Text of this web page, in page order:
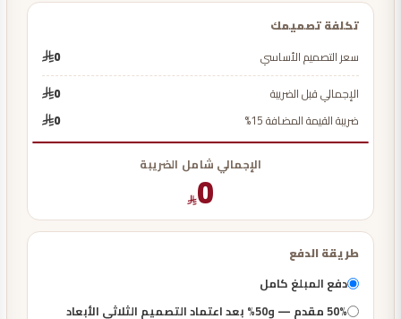
تكلفة تصميمك
سعر التصميم الأساسي
0
الإجمالي قبل الضريبة
0
ضريبة القيمة المضافة 15%
0
الإجمالي شامل الضريبة
0
طريقة الدفع
دفع المبلغ كامل
50% مقدم — و50% بعد اعتماد التصميم الثلاثي الأبعاد